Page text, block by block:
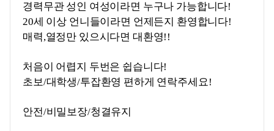
경력무관 성인 여성이라면 누구나 가능합니다!
20세 이상 언니들이라면 언제든지 환영합니다!
매력,열정만 있으시다면 대환영!!
처음이 어렵지 두번은 쉽습니다!
초보/대학생/투잡환영 편하게 연락주세요!
안전/비밀보장/청결유지